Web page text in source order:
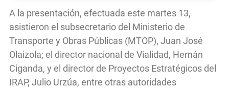
A la presentación, efectuada este martes 13,
asistieron el subsecretario del Ministerio de
Transporte y Obras Públicas (MTOP), Juan José
Olaizola; el director nacional de Vialidad, Hernán
Ciganda, y el director de Proyectos Estratégicos del
IRAP, Julio Urzúa, entre otras autoridades